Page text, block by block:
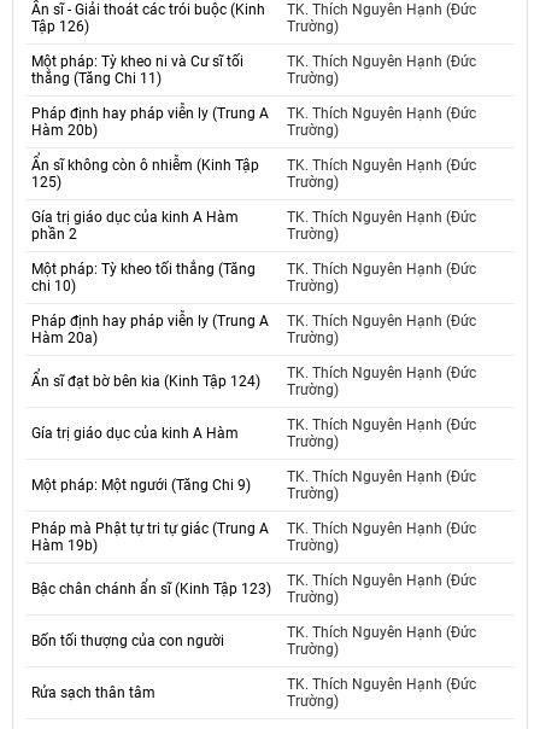
Ẩn sĩ - Giải thoát các trói buộc (Kinh
Tập 126)
TK. Thích Nguyên Hạnh (Đức
Trường)
Một pháp: Tỳ kheo ni và Cư sĩ tối
thắng (Tăng Chi 11)
TK. Thích Nguyên Hạnh (Đức
Trường)
Pháp định hay pháp viễn ly (Trung A
Hàm 20b)
TK. Thích Nguyên Hạnh (Đức
Trường)
Ẩn sĩ không còn ô nhiễm (Kinh Tập
125)
TK. Thích Nguyên Hạnh (Đức
Trường)
Gía trị giáo dục của kinh A Hàm
phần 2
TK. Thích Nguyên Hạnh (Đức
Trường)
Một pháp: Tỳ kheo tối thắng (Tăng
chi 10)
TK. Thích Nguyên Hạnh (Đức
Trường)
Pháp định hay pháp viễn ly (Trung A
Hàm 20a)
TK. Thích Nguyên Hạnh (Đức
Trường)
Ẩn sĩ đạt bờ bên kia (Kinh Tập 124)
TK. Thích Nguyên Hạnh (Đức
Trường)
Gía trị giáo dục của kinh A Hàm
TK. Thích Nguyên Hạnh (Đức
Trường)
Một pháp: Một ngưới (Tăng Chi 9)
TK. Thích Nguyên Hạnh (Đức
Trường)
Pháp mà Phật tự tri tự giác (Trung A
Hàm 19b)
TK. Thích Nguyên Hạnh (Đức
Trường)
Bậc chân chánh ẩn sĩ (Kinh Tập 123)
TK. Thích Nguyên Hạnh (Đức
Trường)
Bốn tối thượng của con người
TK. Thích Nguyên Hạnh (Đức
Trường)
Rửa sạch thân tâm
TK. Thích Nguyên Hạnh (Đức
Trường)